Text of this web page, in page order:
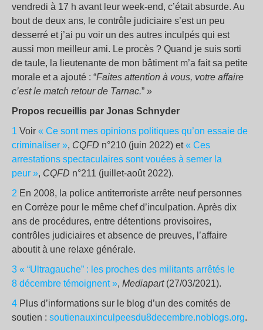
vendredi à 17 h avant leur week-end, c’était absurde. Au
bout de deux ans, le contrôle judiciaire s’est un peu
desserré et j’ai pu voir un des autres inculpés qui est
aussi mon meilleur ami. Le procès ? Quand je suis sorti
de taule, la lieutenante de mon bâtiment m’a fait sa petite
morale et a ajouté : “Faites attention à vous, votre affaire
c’est le match retour de Tarnac.” »
Propos recueillis par Jonas Schnyder
1 Voir « Ce sont mes opinions politiques qu’on essaie de
criminaliser », CQFD n°210 (juin 2022) et« Ces
arrestations spectaculaires sont vouées à semer la
peur », CQFD n°211 (juillet-août 2022).
2 En 2008, la police antiterroriste arrête neuf personnes
en Corrèze pour le même chef d’inculpation. Après dix
ans de procédures, entre détentions provisoires,
contrôles judiciaires et absence de preuves, l’affaire
aboutit à une relaxe générale.
3 « “Ultragauche” : les proches des militants arrêtés le
8 décembre témoignent », Mediapart(27/03/2021).
4 Plus d’informations sur le blog d’un des comités de
soutien : soutienauxinculpeesdu8decembre.noblogs.org.